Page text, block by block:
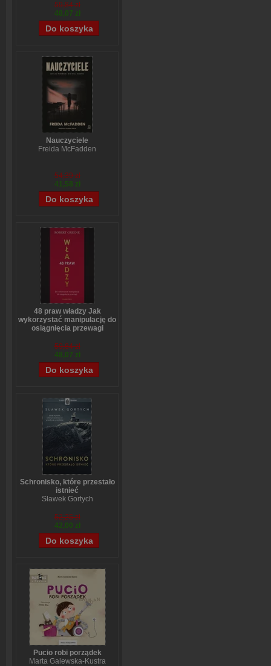
59,84 zł
48,07 zł
Nauczyciele
Freida McFadden
54,39 zł
41,58 zł
48 praw władzy Jak
wykorzystać manipulację do
osiągnięcia przewagi
59,84 zł
48,07 zł
Schronisko, które przestało
istnieć
Sławek Gortych
52,25 zł
42,00 zł
Pucio robi porządek
Marta Galewska-Kustra